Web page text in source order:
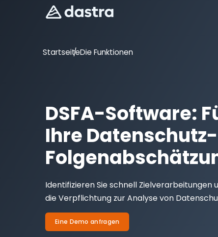
StartseiteDie Funktionen
DSFA-Software:
Ihre Datenschutz-
Identifizieren Sie schnell Zielverarbeitungen
die Verpflichtung zur Analyse von
Eine Demo anfragen